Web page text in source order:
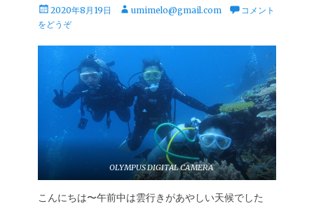
投
稿
2020年8月19日
投 umimelo@gmail.com
コメント
をどうぞ
OLYMPUS DIGITAL CAMERA
こんにちは〜午前中は雲行きがあやしい天候でした